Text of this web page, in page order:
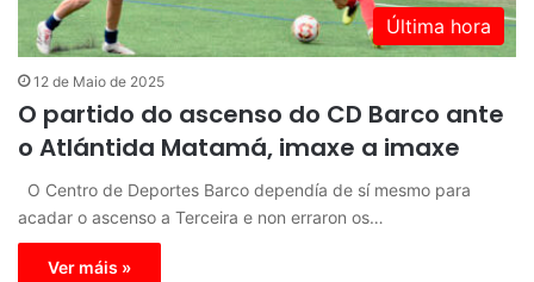
Última hora
12 de Maio de 2025
O partido do ascenso do CD Barco ante
o Atlántida Matamá, imaxe a imaxe
O Centro de Deportes Barco dependía de sí mesmo para
acadar o ascenso a Terceira e non erraron os…
Ver máis »